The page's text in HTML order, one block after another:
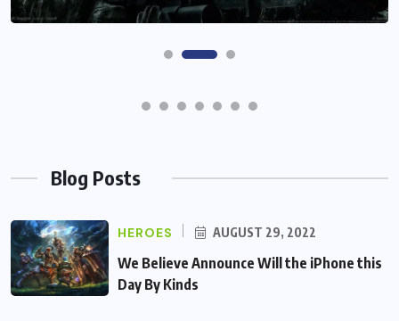
Blog Posts
HEROES AUGUST 29, 2022
We Believe Announce Will the iPhone this
Day By Kinds